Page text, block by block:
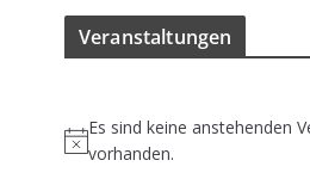
Ver­an­stal­tun­gen
H
Es sind keine anstehenden
vorhanden.